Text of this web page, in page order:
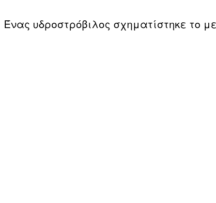
Ένας υδροστρόβιλος σχηματίστηκε το